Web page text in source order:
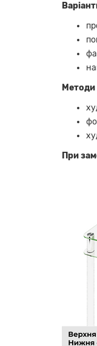
При